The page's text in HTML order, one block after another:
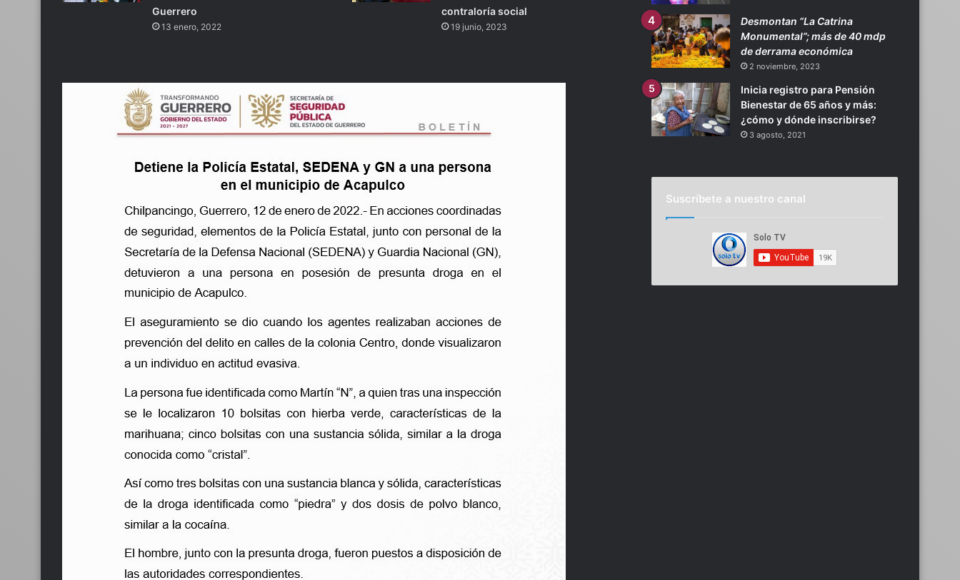
Guerrero
13 enero, 2022
contraloría social
19 junio, 2023
Desmontan “La Catrina
Monumental”; más de 40 mdp
de derrama económica
2 noviembre, 2023
Inicia registro para Pensión
Bienestar de 65 años y más:
¿cómo y dónde inscribirse?
3 agosto, 2021
Suscríbete a nuestro canal